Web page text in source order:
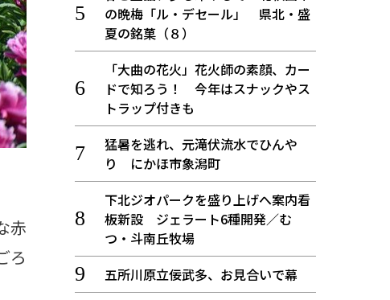
赤
ろ
の晩梅「ル・デセール」 県北・盛
夏の銘菓（８）
「大曲の花火」花火師の素顔、カー
ドで知ろう！ 今年はスナックやス
トラップ付きも
猛暑を逃れ、元滝伏流水でひんや
り にかほ市象潟町
下北ジオパークを盛り上げへ案内看
板新設 ジェラート6種開発／む
つ・斗南丘牧場
五所川原立佞武多、お見合いで幕